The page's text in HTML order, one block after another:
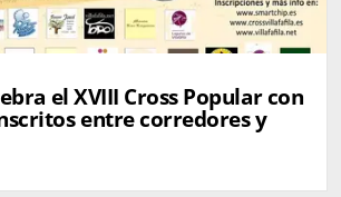
el XVIII Cross Popular con
entre corredores y